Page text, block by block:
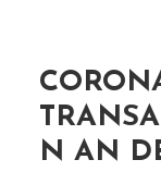
N AN